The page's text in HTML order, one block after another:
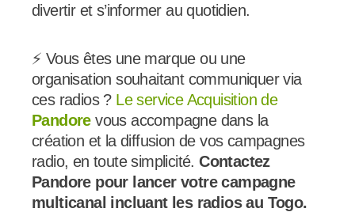
divertir et s’informer au quotidien.
⚡ Vous êtes une marque ou une
organisation souhaitant communiquer via
ces radios ? Le service Acquisition de
Pandorevous accompagne dans la
création et la diffusion de vos campagnes
radio, en toute simplicité.Contactez
Pandore pour lancer votre campagne
multicanal incluant les radios au Togo.